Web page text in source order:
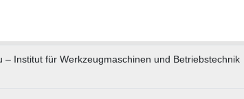
– Institut für Werkzeugmaschinen und Betriebstechnik